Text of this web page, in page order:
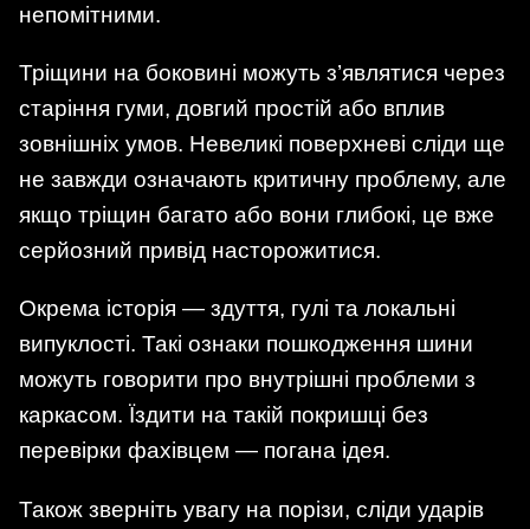
непомітними.
Тріщини на боковині можуть з’являтися через
старіння гуми, довгий простій або вплив
зовнішніх умов. Невеликі поверхневі сліди ще
не завжди означають критичну проблему, але
якщо тріщин багато або вони глибокі, це вже
серйозний привід насторожитися.
Окрема історія — здуття, гулі та локальні
випуклості. Такі ознаки пошкодження шини
можуть говорити про внутрішні проблеми з
каркасом. Їздити на такій покришці без
перевірки фахівцем — погана ідея.
Також зверніть увагу на порізи, сліди ударів